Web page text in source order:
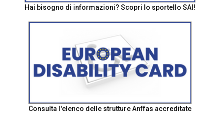
Hai bisogno di informazioni? Scopri lo sportello SAI!
Consulta l'elenco delle strutture Anffas accreditate